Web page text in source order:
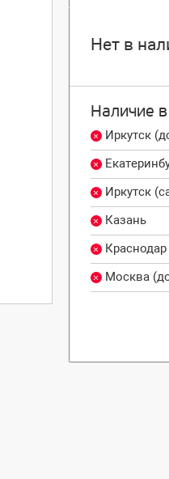
Нет в
Наличие
Иркутск
Иркутск
Казань
Краснодар
Москва